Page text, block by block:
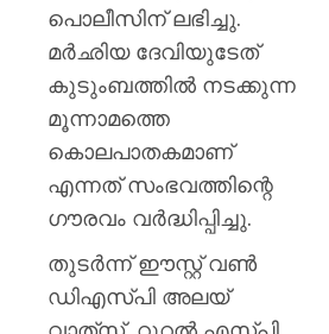
പൊലീസിന് ലഭിച്ചു.
മര്‍ഛിയ ദേവിയുടേത്
കുടുംബത്തില്‍ നടക്കുന്ന
മൂന്നാമത്തെ
കൊലപാതകമാണ്
എന്നത് സംഭവത്തിന്റെ
ഗൗരവം വര്‍ദ്ധിപ്പിച്ചു.
തുടര്‍ന്ന് ഈസ്റ്റ് വണ്‍
ഡിഎസ്പി അലയ്